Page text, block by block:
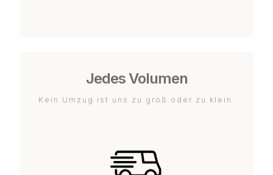
Jedes Volumen
Kein Umzug ist uns zu groß oder zu klein.